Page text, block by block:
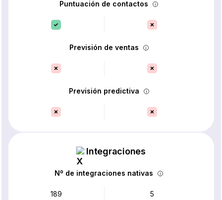
Puntuación de contactos
Previsión de ventas
Previsión predictiva
Integraciones
Nº de integraciones nativas
189 5